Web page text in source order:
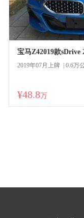
宝马Z42019款sDrive
2019年07月上牌 | 0.6万
¥48.8万